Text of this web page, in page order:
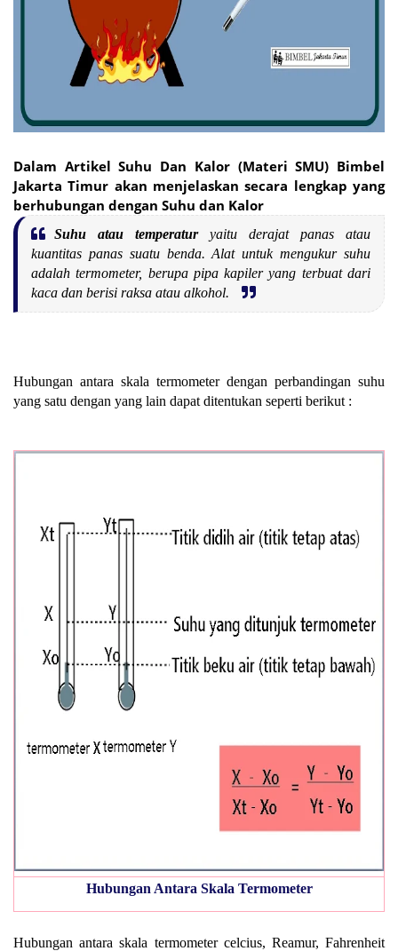
Dalam Artikel Suhu Dan Kalor (Materi SMU) Bimbel
Jakarta Timur akan menjelaskan secara lengkap yang
berhubungan dengan Suhu dan Kalor
Suhu atau temperatur
yaitu derajat panas atau
kuantitas panas suatu benda. Alat untuk mengukur suhu
adalah termometer, berupa pipa kapiler yang terbuat dari
kaca dan berisi raksa atau alkohol.
Hubungan antara skala termometer dengan perbandingan suhu
yang satu dengan yang lain dapat ditentukan seperti berikut :
Hubungan Antara Skala Termometer
Hubungan antara skala termometer celcius, Reamur, Fahrenheit